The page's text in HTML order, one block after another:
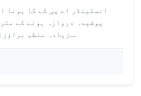
انسٹینڈر اے پی کے کا ہونا
پوشیدہ دروازہ ہونے کے
زیادہ منظم براؤزنگ، میڈیا ڈاؤن لو...